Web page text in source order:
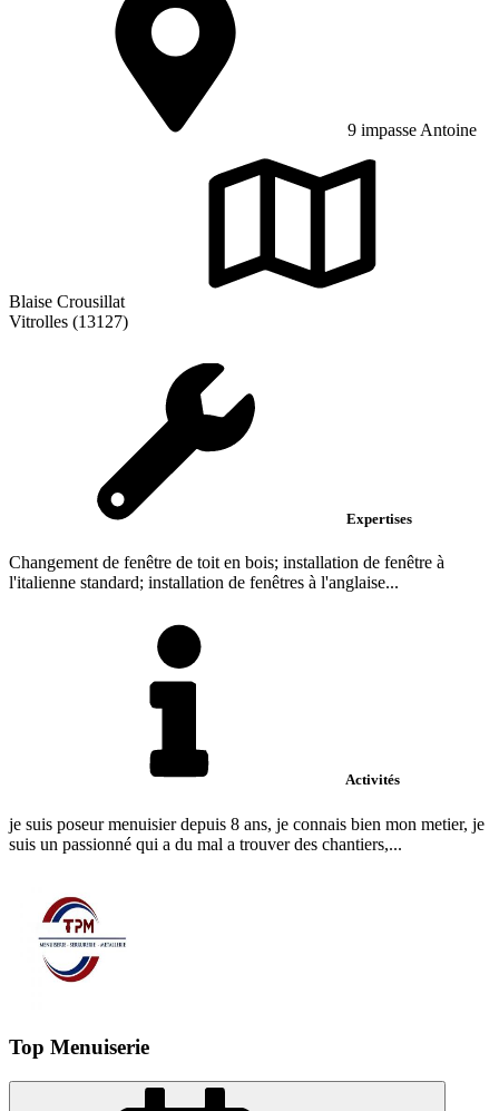
9 impasse Antoine
Blaise Crousillat
Vitrolles (13127)
Expertises
Changement de fenêtre de toit en bois; installation de fenêtre à
l'italienne standard; installation de fenêtres à l'anglaise...
Activités
je suis poseur menuisier depuis 8 ans, je connais bien mon metier, je
suis un passionné qui a du mal a trouver des chantiers,...
Top Menuiserie